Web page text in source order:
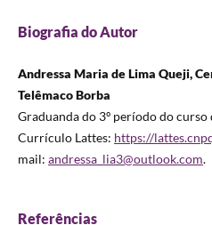
Biografia do Autor
Andressa Maria de Lima Queji,
Telêmaco Borba
Graduanda do 3º período do
Currículo Lattes: https://
mail: andressa_lia3@outlook.com.
Referências